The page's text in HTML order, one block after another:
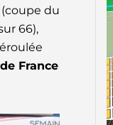
du
66),
France